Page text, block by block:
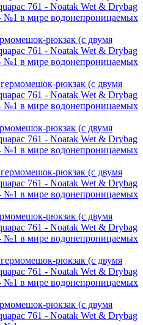
рюкзак (с двумя
761 - Noatak Wet & Drybag
№1 в мире водонепроницаемых
рюкзак (с двумя
761 - Noatak Wet & Drybag
№1 в мире водонепроницаемых
рюкзак (с двумя
761 - Noatak Wet & Drybag
№1 в мире водонепроницаемых
рюкзак (с двумя
761 - Noatak Wet & Drybag